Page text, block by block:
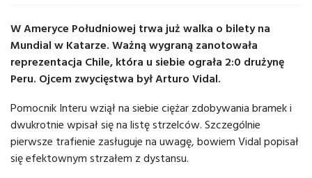
W Ameryce Południowej trwa już walka o bilety na
Mundial w Katarze. Ważną wygraną zanotowała
reprezentacja Chile, która u siebie ograła 2:0 drużynę
Peru. Ojcem zwycięstwa był Arturo Vidal.
Pomocnik Interu wziął na siebie ciężar zdobywania bramek i
dwukrotnie wpisał się na listę strzelców. Szczególnie
pierwsze trafienie zasługuje na uwagę, bowiem Vidal popisał
się efektownym strzałem z dystansu.